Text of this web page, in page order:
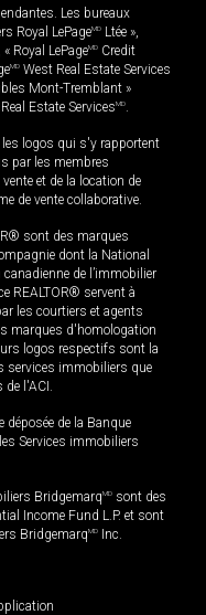
Les bureaux
Royal LePageMD Ltée »,
« Royal LePageMD Credit
MD West Real Estate Services
Mont-Tremblant »
Estate ServicesMD.
logos qui s'y rapportent
par les membres
et de la location de
de vente collaborative.
sont des marques
dont la National
de l’immobilier
REALTOR® servent à
les courtiers et agents
marques d'homologation
logos respectifs sont la
services immobiliers que
l'ACI.
déposée de la Banque
Services immobiliers
BridgemarqMD sont des
Income Fund L.P. et sont
BridgemarqMD Inc.